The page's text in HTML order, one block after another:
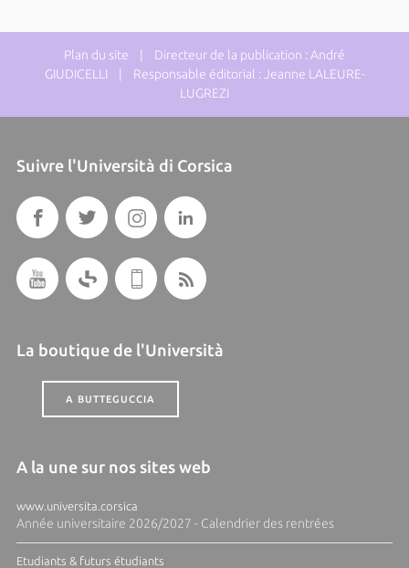
Plan du site | Directeur de la publication : André
GIUDICELLI | Responsable éditorial : Jeanne LALEURE-
LUGREZI
Suivre l'Università di Corsica
La boutique de l'Università
A BUTTEGUCCIA
A la une sur nos sites web
www.universita.corsica
Année universitaire 2026/2027 - Calendrier des rentrées
Etudiants & futurs étudiants